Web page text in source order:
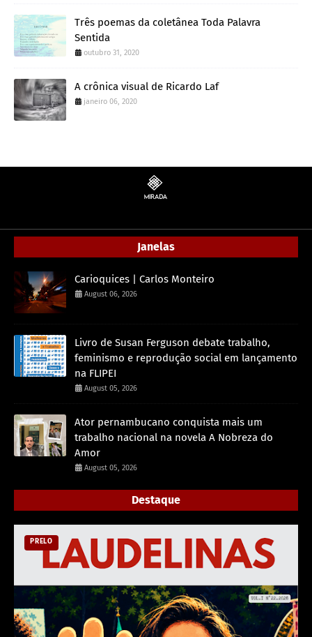
Três poemas da coletânea Toda Palavra
Sentida
outubro 31, 2020
A crônica visual de Ricardo Laf
janeiro 06, 2020
Janelas
Carioquices | Carlos Monteiro
August 06, 2026
Livro de Susan Ferguson debate trabalho,
feminismo e reprodução social em lançamento
na FLIPEI
August 05, 2026
Ator pernambucano conquista mais um
trabalho nacional na novela A Nobreza do
Amor
August 05, 2026
Destaque
PRELO